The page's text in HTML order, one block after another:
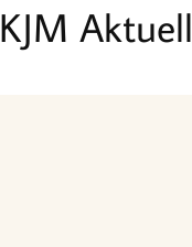
KJM Aktuell